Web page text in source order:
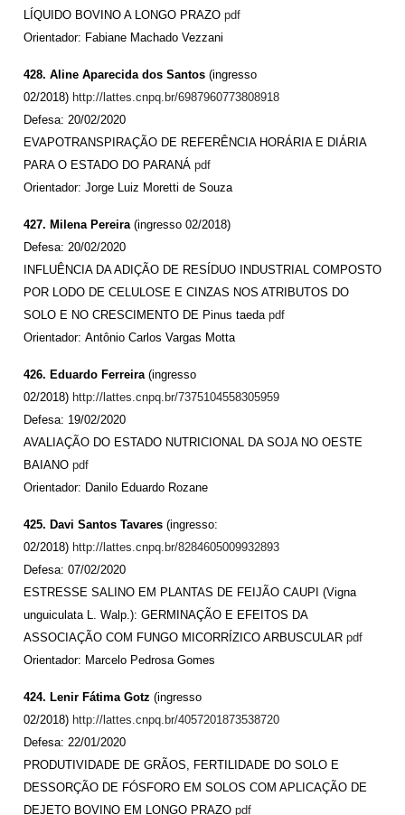
LÍQUIDO BOVINO A LONGO PRAZO pdf
Orientador: Fabiane Machado Vezzani
428. Aline Aparecida dos Santos (ingresso
02/2018) http://lattes.cnpq.br/6987960773808918
Defesa: 20/02/2020
EVAPOTRANSPIRAÇÃO DE REFERÊNCIA HORÁRIA E DIÁRIA
PARA O ESTADO DO PARANÁ pdf
Orientador: Jorge Luiz Moretti de Souza
427. Milena Pereira (ingresso 02/2018)
Defesa: 20/02/2020
INFLUÊNCIA DA ADIÇÃO DE RESÍDUO INDUSTRIAL COMPOSTO
POR LODO DE CELULOSE E CINZAS NOS ATRIBUTOS DO
SOLO E NO CRESCIMENTO DE Pinus taeda pdf
Orientador: Antônio Carlos Vargas Motta
426. Eduardo Ferreira (ingresso
02/2018) http://lattes.cnpq.br/7375104558305959
Defesa: 19/02/2020
AVALIAÇÃO DO ESTADO NUTRICIONAL DA SOJA NO OESTE
BAIANO pdf
Orientador: Danilo Eduardo Rozane
425. Davi Santos Tavares (ingresso:
02/2018) http://lattes.cnpq.br/8284605009932893
Defesa: 07/02/2020
ESTRESSE SALINO EM PLANTAS DE FEIJÃO CAUPI (Vigna
unguiculata L. Walp.): GERMINAÇÃO E EFEITOS DA
ASSOCIAÇÃO COM FUNGO MICORRÍZICO ARBUSCULAR pdf
Orientador: Marcelo Pedrosa Gomes
424. Lenir Fátima Gotz (ingresso
02/2018) http://lattes.cnpq.br/4057201873538720
Defesa: 22/01/2020
PRODUTIVIDADE DE GRÃOS, FERTILIDADE DO SOLO E
DESSORÇÃO DE FÓSFORO EM SOLOS COM APLICAÇÃO DE
DEJETO BOVINO EM LONGO PRAZO pdf